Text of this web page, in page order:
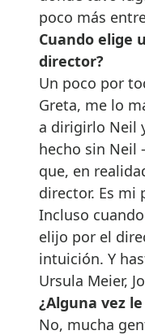
poco más
Cuando elige
director?
Un poco por
Greta, me lo
a dirigirlo Neil
hecho sin Neil
que, en
director. Es mi
Incluso
elijo por el
intuición. Y
Ursula Meier,
¿Alguna vez
No, mucha